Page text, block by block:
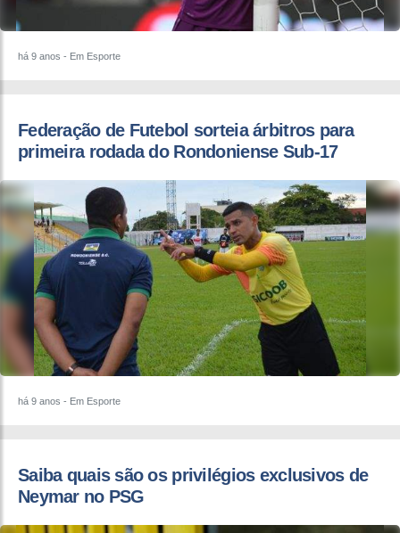
há 9 anos - Em Esporte
Federação de Futebol sorteia árbitros para
primeira rodada do Rondoniense Sub-17
há 9 anos - Em Esporte
​Saiba quais são os privilégios exclusivos de
Neymar no PSG